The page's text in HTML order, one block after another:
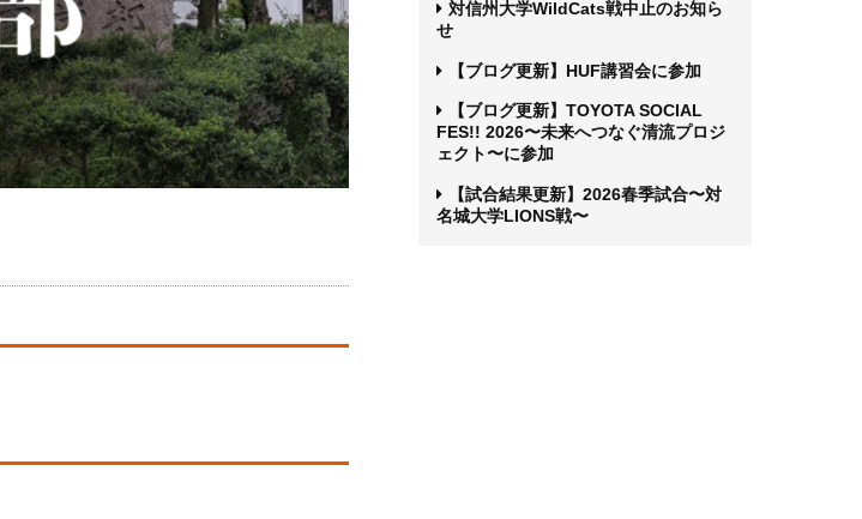
対信州大学WildCats戦中止のお知ら
せ
【ブログ更新】HUF講習会に参加
【ブログ更新】TOYOTA SOCIAL
FES!! 2026〜未来へつなぐ清流プロジ
ェクト〜に参加
【試合結果更新】2026春季試合〜対
名城大学LIONS戦〜